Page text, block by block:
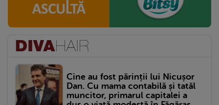
Cine au fost părinții lui Nicușor
Dan. Cu mama contabilă și tatăl
muncitor, primarul capitalei a